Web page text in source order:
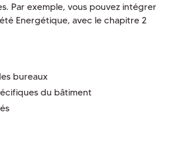
Par exemple, vous pouvez intégrer
Energétique, avec le chapitre 2
bureaux
du bâtiment